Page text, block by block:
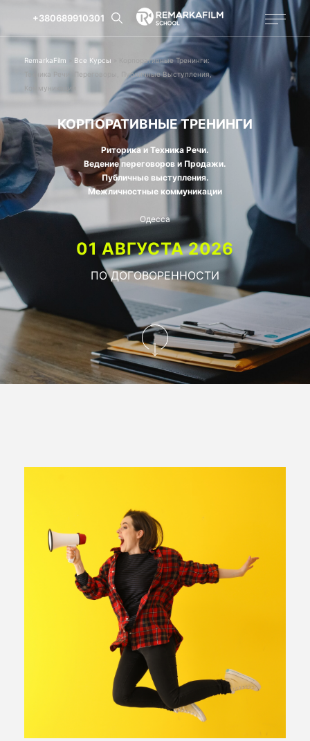
+380689910301
RemarkaFilm Все Курсы
Корпоративные Тренинги:
Техника Речи, Переговоры, Публичные Выступления,
Коммуникации
КОРПОРАТИВНЫЕ ТРЕНИНГИ
Риторика и Техника Речи.
Ведение переговоров и Продажи.
Публичные выступления.
Межличностные коммуникации
Одесса
01 АВГУСТА 2026
ПО ДОГОВОРЕННОСТИ